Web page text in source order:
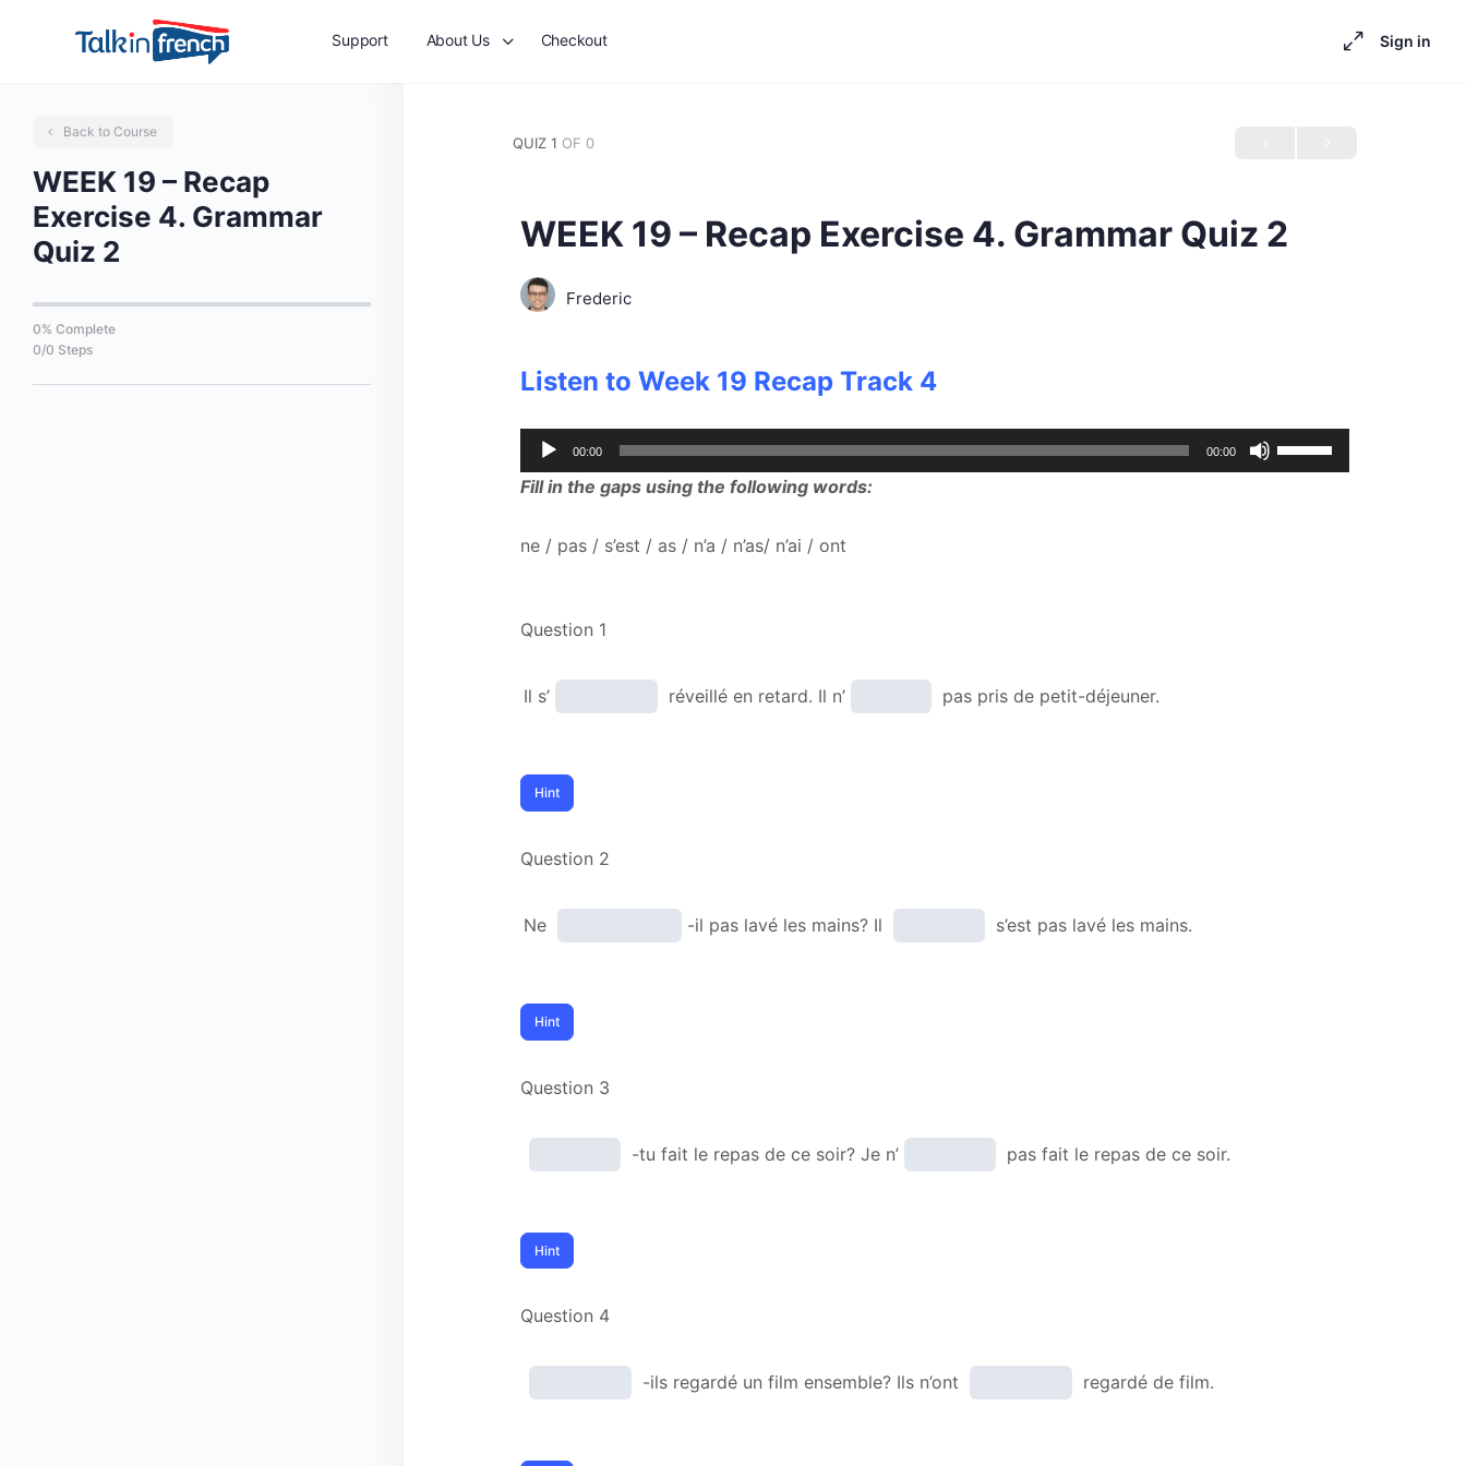
Support About Us Checkout Sign in
Back to Course
WEEK 19 – Recap
Exercise 4. Grammar
Quiz 2
0% Complete
0/0 Steps
QUIZ 1 OF 0
WEEK 19 – Recap Exercise 4. Grammar Quiz 2
Frederic
Listen to Week 19 Recap Track 4
Audio
Player
00:00 00:00
Use
Up/Down
Fill in the gaps using the following words:
ne / pas / s’est / as / n’a / n’as/ n’ai / ont
Question 1
Il s’ réveillé en retard. Il n’ pas pris de petit-déjeuner.
Question 2
Ne -il pas lavé les mains? Il s’est pas lavé les mains.
Question 3
-tu fait le repas de ce soir? Je n’ pas fait le repas de ce soir.
Question 4
-ils regardé un film ensemble? Ils n’ont regardé de film.